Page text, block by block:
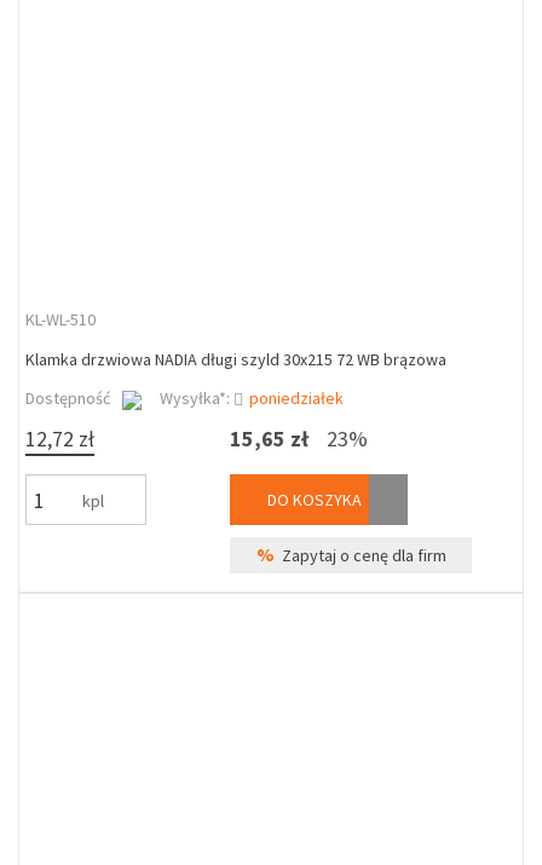
KL-WL-510
Klamka drzwiowa NADIA długi szyld 30x215 72 WB brązowa
Dostępność
Wysyłka*: poniedziałek
12,72 zł
kpl
15,65 zł 23%
DO KOSZYKA
% Zapytaj o cenę dla firm